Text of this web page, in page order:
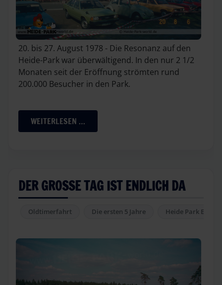
20. bis 27. August 1978 - Die Resonanz auf den
Heide-Park war überwältigend. In den nur 2 1/2
Monaten seit der Eröffnung strömten rund
200.000 Besucher in den Park.
WEITERLESEN …
DER GROSSE TAG IST ENDLICH DA
Oldtimerfahrt Die ersten 5 Jahre Heide Park